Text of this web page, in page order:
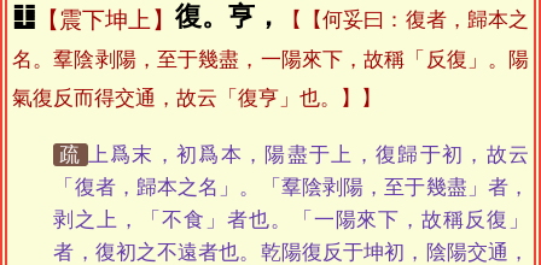
䷗ 震下坤上 復。亨，
【何妥曰：復者，歸本之
名。羣陰剥陽，至于幾盡，一陽來下，故稱「反復」。陽
氣復反而得交通，故云「復亨」也。】
疏 上爲末，初爲本，陽盡于上，復歸于初，故云
「復者，歸本之名」。「羣陰剥陽，至于幾盡」者，
剥之上，「不食」者也。「一陽來下，故稱反復」
者，復初之不遠者也。乾陽復反于坤初，陰陽交通，